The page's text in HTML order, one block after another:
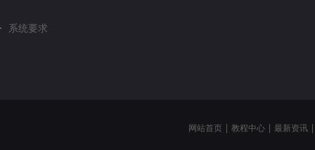
系统要求
网站首页 | 教程中心 | 最新资讯 |